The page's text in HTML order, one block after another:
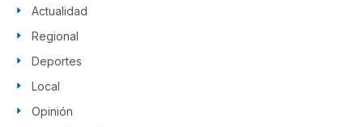
Actualidad
Regional
Deportes
Local
Opinión